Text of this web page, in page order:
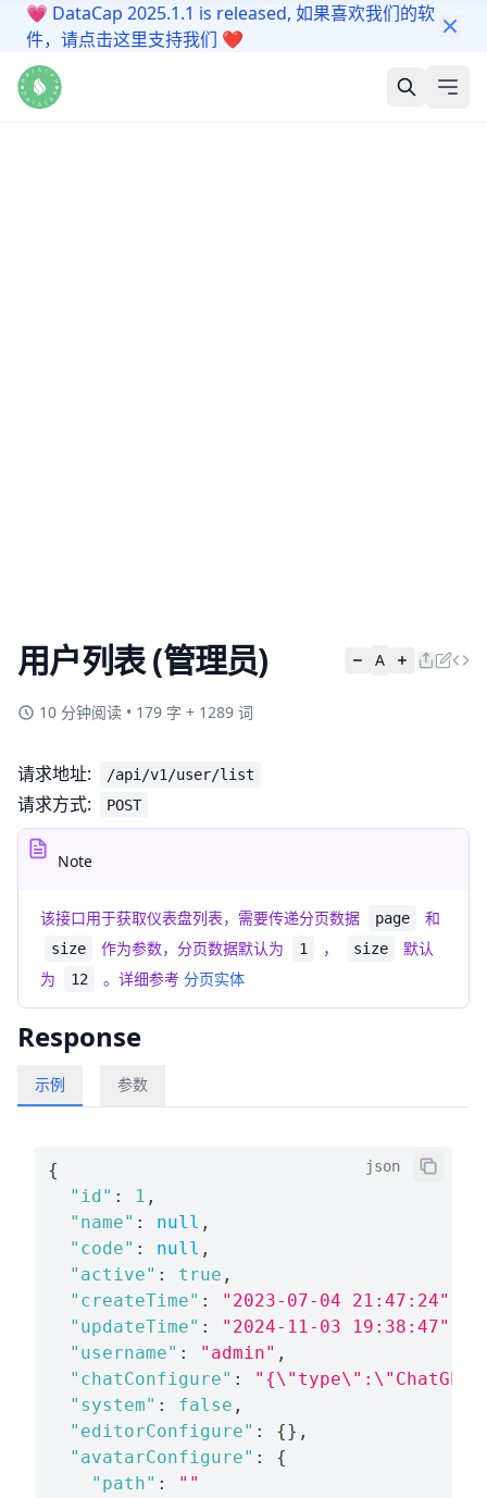
💗 DataCap 2025.1.1 is released, 如果喜欢我们的软
件，请点击这里支持我们 ❤️
用户列表 (管理员) A
10 分钟阅读 • 179 字 + 1289 词
请求地址: /api/v1/user/list
请求方式: POST
Note
该接口用于获取仪表盘列表，需要传递分页数据 page 和
size 作为参数，分页数据默认为 1 ， size
默认
为
12 。详细参考 分页实体
Response
示例 参数
json
{
"id" : 1 ,
"name" : null ,
"code" : null ,
"active" : true ,
"createTime" : "2023-07-04 21:47:24"
"updateTime" : "2024-11-03 19:38:47"
"username" : "admin" ,
"chatConfigure" :
"system" : false ,
"editorConfigure" : {} ,
"avatarConfigure" :
{
"path" :
""